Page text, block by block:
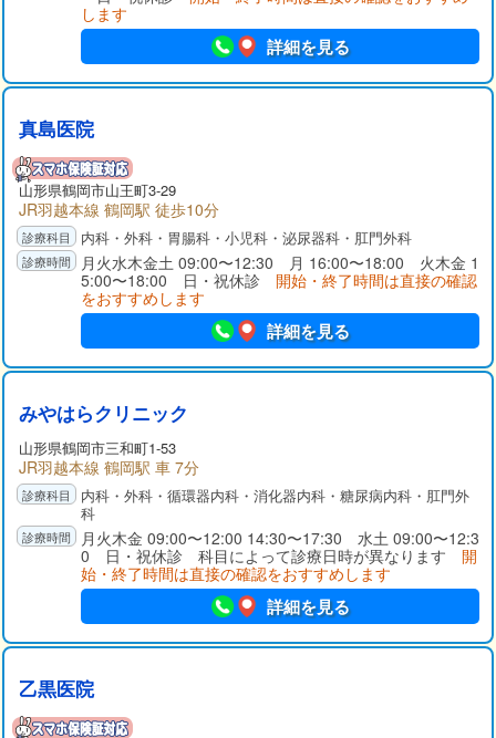
します
詳細を見る
真島医院
山形県鶴岡市山王町3-29
JR羽越本線 鶴岡駅 徒歩10分
内科・外科・胃腸科・小児科・泌尿器科・肛門外科
月火水木金土 09:00〜12:30 月 16:00〜18:00 火木金 1
5:00〜18:00 日・祝休診 開始・終了時間は直接の確認
をおすすめします
詳細を見る
みやはらクリニック
山形県鶴岡市三和町1-53
JR羽越本線 鶴岡駅 車 7分
内科・外科・循環器内科・消化器内科・糖尿病内科・肛門外
科
月火木金 09:00〜12:00 14:30〜17:30 水土 09:00〜12:3
0 日・祝休診 科目によって診療日時が異なります 開
始・終了時間は直接の確認をおすすめします
詳細を見る
乙黒医院